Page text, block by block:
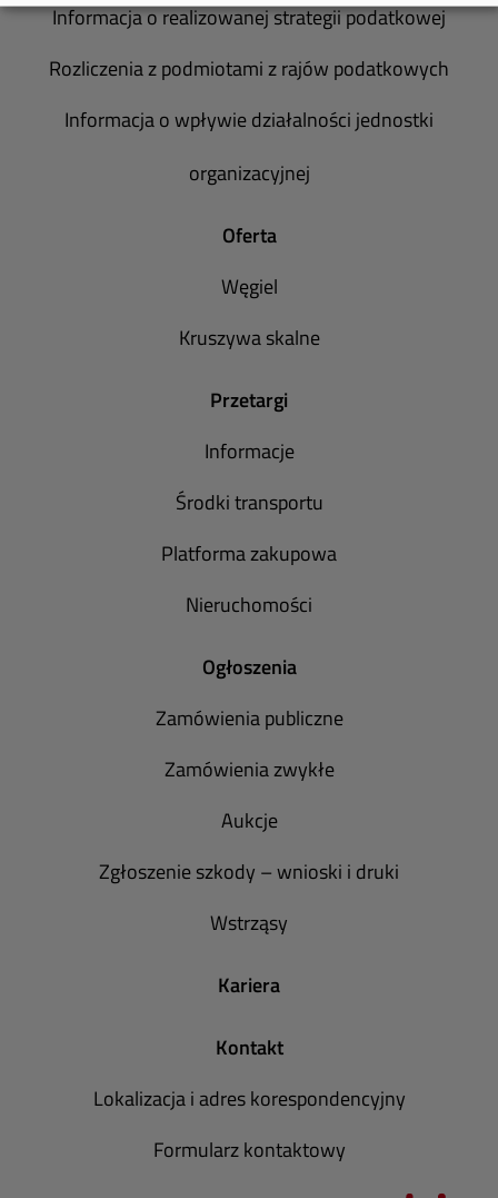
Informacja o realizowanej strategii podatkowej
Rozliczenia z podmiotami z rajów podatkowych
Informacja o wpływie działalności jednostki
organizacyjnej
Oferta
Węgiel
Kruszywa skalne
Przetargi
Informacje
Środki transportu
Platforma zakupowa
Nieruchomości
Ogłoszenia
Zamówienia publiczne
Zamówienia zwykłe
Aukcje
Zgłoszenie szkody – wnioski i druki
Wstrząsy
Kariera
Kontakt
Lokalizacja i adres korespondencyjny
Formularz kontaktowy